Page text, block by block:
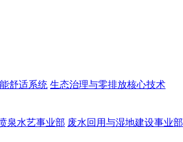
舒适系统 生态治理与零排放核心技术
泉水艺事业部 废水回用与湿地建设事业部